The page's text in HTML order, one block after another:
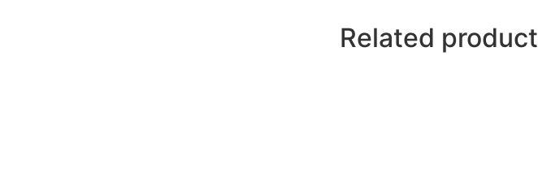
Related product